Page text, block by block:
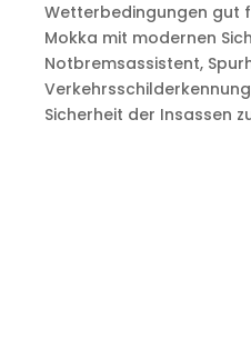
Wetterbedingungen gut
Mokka mit modernen
Notbremsassistent,
Sicherheit der Insassen